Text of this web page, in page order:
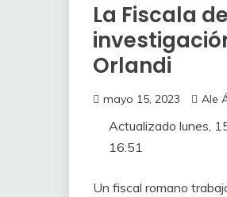
La Fiscala
Orlandi
mayo 15, 2023 Ale
Actualizado lunes,
16:51
Un fiscal romano